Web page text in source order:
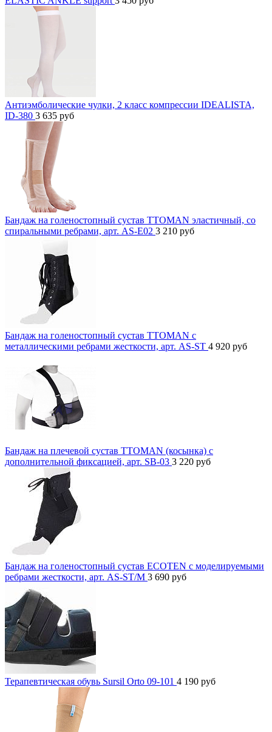
Антиэмболические чулки, 2 класс компрессии IDEALISTA,
ID-380 3 635 руб
Бандаж на голеностопный сустав TTOMAN эластичный, со
спиральными ребрами, арт. AS-E02 3 210 руб
Бандаж на голеностопный сустав TTOMAN с
металлическими ребрами жесткости, арт. AS-ST 4 920 руб
Бандаж на плечевой сустав TTOMAN (косынка) с
дополнительной фиксацией, арт. SB-03 3 220 руб
Бандаж на голеностопный сустав ECOTEN с моделируемыми
ребрами жесткости, арт. AS-ST/M 3 690 руб
Терапевтическая обувь Sursil Orto 09-101 4 190 руб